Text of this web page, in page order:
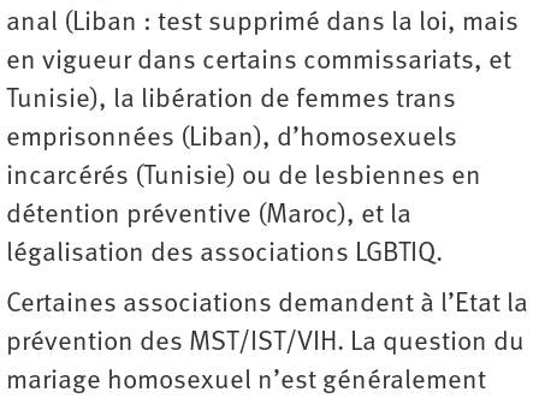
anal (Liban : test supprimé dans la loi, mais
en vigueur dans certains commissariats, et
Tunisie), la libération de femmes trans
emprisonnées (Liban), d’homosexuels
incarcérés (Tunisie) ou de lesbiennes en
détention préventive (Maroc), et la
légalisation des associations LGBTIQ.
Certaines associations demandent à l’Etat la
prévention des MST/IST/VIH. La question du
mariage homosexuel n’est généralement